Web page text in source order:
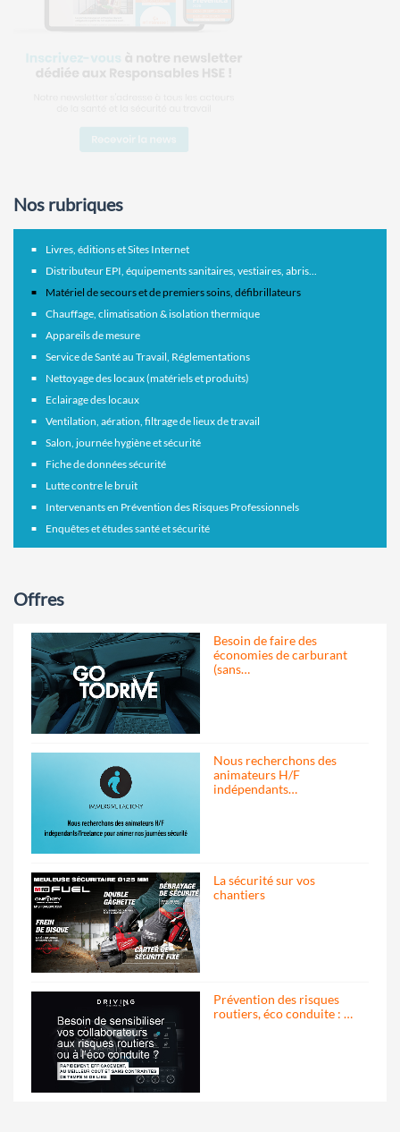
Nos rubriques
Livres, éditions et Sites Internet
Distributeur EPI, équipements sanitaires, vestiaires, abris...
Matériel de secours et de premiers soins, défibrillateurs
Chauffage, climatisation & isolation thermique
Appareils de mesure
Service de Santé au Travail, Réglementations
Nettoyage des locaux (matériels et produits)
Eclairage des locaux
Ventilation, aération, filtrage de lieux de travail
Salon, journée hygiène et sécurité
Fiche de données sécurité
Lutte contre le bruit
Intervenants en Prévention des Risques Professionnels
Enquêtes et études santé et sécurité
Offres
Besoin de faire des
économies de carburant
(sans…
Nous recherchons des
animateurs H/F
indépendants…
La sécurité sur vos
chantiers
Prévention des risques
routiers, éco conduite : …